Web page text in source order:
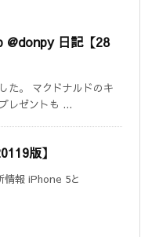
@donpy 日記【28
た。 マクドナルドのキ
レゼントも ...
版】
情報 iPhone 5と